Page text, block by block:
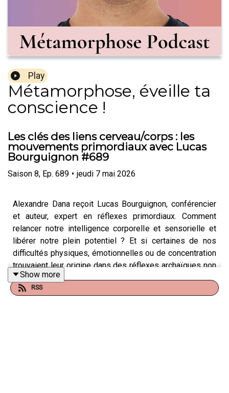
Play
Métamorphose, éveille ta
conscience !
Les clés des liens cerveau/corps : les
mouvements primordiaux avec Lucas
Bourguignon #689
Saison 8, Ep. 689 • jeudi 7 mai 2026
Alexandre Dana reçoit Lucas Bourguignon, conférencier
et auteur, expert en réflexes primordiaux. Comment
relancer notre intelligence corporelle et sensorielle et
libérer notre plein potentiel ? Et si certaines de nos
difficultés physiques, émotionnelles ou de concentration
trouvaient leur origine dans des réflexes archaïques non
intégrés ? Ces mouvements primordiaux, présents dès
la naissance, sont les fondations de notre
Show more
RSS